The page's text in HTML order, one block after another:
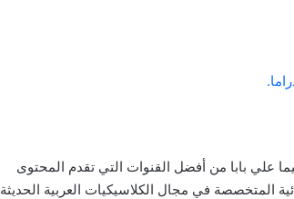
علي بابا من أفضل القنوات التي تقدم المحتوى
المتخصصة في مجال الكلاسيكيات العربية الحديثة